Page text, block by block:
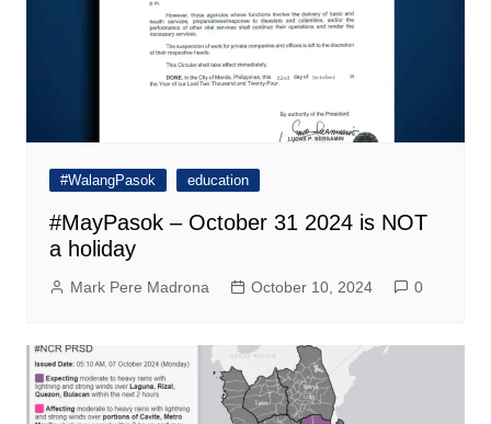
#WalangPasok education
#MayPasok – October 31 2024 is NOT
a holiday
Mark Pere Madrona October 10, 2024 0